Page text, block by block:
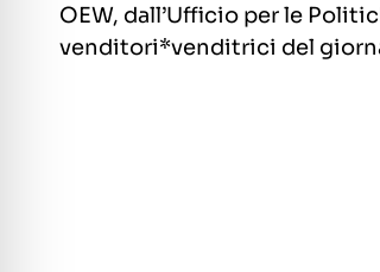
OEW, dall’Ufficio per le
venditori*venditrici del